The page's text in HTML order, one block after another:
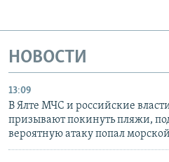
НОВОСТИ
13:09
В Ялте МЧС и российские
призывают покинуть пляжи,
вероятную атаку попал